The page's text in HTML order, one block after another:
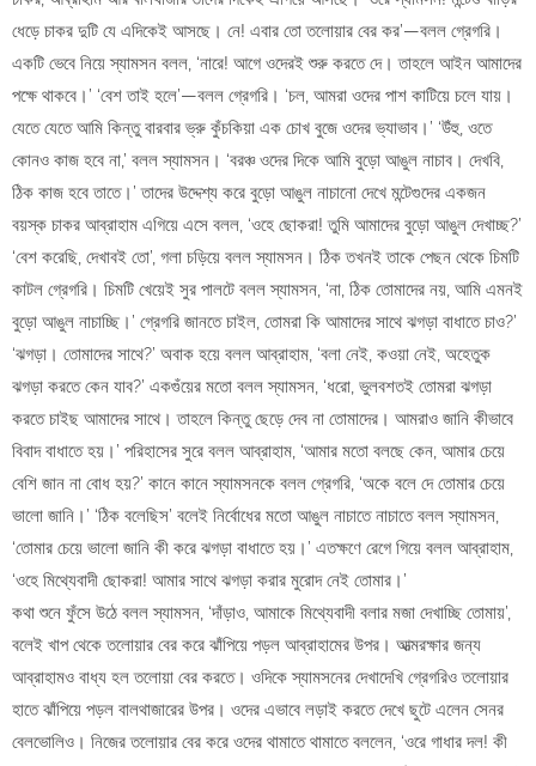
ধেড়ে চাকর দুটি যে এদিকেই আসছে। নে! এবার তো তলোয়ার বের কর’—বলল গ্রেগরি।
একটি ভেবে নিয়ে স্যামসন বলল, ‘নারে! আগে ওদেরই শুরু করতে দে। তাহলে আইন আমাদের
পক্ষে থাকবে।’ ‘বেশ তাই হলে’—বলল গ্রেগরি। ‘চল, আমরা ওদের পাশ কাটিয়ে চলে যায়।
যেতে যেতে আমি কিন্তু বারবার ভ্রু কুঁচকিয়া এক চোখ বুজে ওদের ভ্যাভাব।’ ‘উঁহু, ওতে
কোনও কাজ হবে না,’ বলল স্যামসন। ‘বরঞ্চ ওদের দিকে আমি বুড়ো আঙুল নাচাব। দেখবি,
ঠিক কাজ হবে তাতে।’ তাদের উদ্দেশ্য করে বুড়ো আঙুল নাচানো দেখে মন্টেগুদের একজন
বয়স্ক চাকর আব্রাহাম এগিয়ে এসে বলল, ‘ওহে ছোকরা! তুমি আমাদের বুড়ো আঙুল দেখাচ্ছ?’
‘বেশ করেছি, দেখাবই তো’, গলা চড়িয়ে বলল স্যামসন। ঠিক তখনই তাকে পেছন থেকে চিমটি
কাটল গ্রেগরি। চিমটি খেয়েই সুর পালটে বলল স্যামসন, ‘না, ঠিক তোমাদের নয়, আমি এমনই
বুড়ো আঙুল নাচাচ্ছি।’ গ্রেগরি জানতে চাইল, তোমরা কি আমাদের সাথে ঝগড়া বাধাতে চাও?’
‘ঝগড়া। তোমাদের সাথে?’ অবাক হয়ে বলল আব্রাহাম, ‘বলা নেই, কওয়া নেই, অহেতুক
ঝগড়া করতে কেন যাব?’ একগুঁয়ের মতো বলল স্যামসন, ‘ধরো, ভুলবশতই তোমরা ঝগড়া
করতে চাইছ আমাদের সাথে। তাহলে কিন্তু ছেড়ে দেব না তোমাদের। আমরাও জানি কীভাবে
বিবাদ বাধাতে হয়।’ পরিহাসের সুরে বলল আব্রাহাম, ‘আমার মতো বলছে কেন, আমার চেয়ে
বেশি জান না বোধ হয়?’ কানে কানে স্যামসনকে বলল গ্রেগরি, ‘অকে বলে দে তোমার চেয়ে
ভালো জানি।’ ‘ঠিক বলেছিস’ বলেই নির্বোধের মতো আঙুল নাচাতে নাচাতে বলল স্যামসন,
‘তোমার চেয়ে ভালো জানি কী করে ঝগড়া বাধাতে হয়।’ এতক্ষণে রেগে গিয়ে বলল আব্রাহাম,
‘ওহে মিথ্যেবাদী ছোকরা! আমার সাথে ঝগড়া করার মুরোদ নেই তোমার।’
কথা শুনে ফুঁসে উঠে বলল স্যামসন, ‘দাঁড়াও, আমাকে মিথ্যেবাদী বলার মজা দেখাচ্ছি তোমায়’,
বলেই খাপ থেকে তলোয়ার বের করে ঝাঁপিয়ে পড়ল আব্রাহামের উপর। আত্মরক্ষার জন্য
আব্রাহামও বাধ্য হল তলোয়া বের করতে। ওদিকে স্যামসনের দেখাদেখি গ্রেগরিও তলোয়ার
হাতে ঝাঁপিয়ে পড়ল বালথাজারের উপর। ওদের এভাবে লড়াই করতে দেখে ছুটে এলেন সেনর
বেলভোলিও। নিজের তলোয়ার বের করে ওদের থামাতে থামাতে বললেন, ‘ওরে গাধার দল! কী